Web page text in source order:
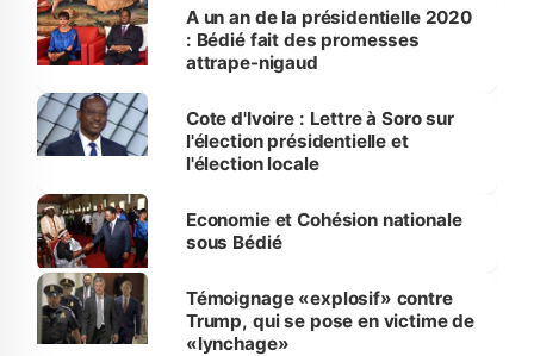
A un an de la présidentielle 2020
: Bédié fait des promesses
attrape-nigaud
Cote d'Ivoire : Lettre à Soro sur
l'élection présidentielle et
l'élection locale
Economie et Cohésion nationale
sous Bédié
Témoignage «explosif» contre
Trump, qui se pose en victime de
«lynchage»